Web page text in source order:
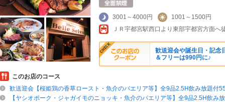
3001～4000円
1001～1500円
ＪＲ宇都宮駅西口より東部宇都宮方面
歓送迎会や誕生日・記
＆フリーは990円に♪
このお店のコース
歓送迎会【桜姫鶏の香草ロースト・魚介のパエリア等】全9品2.5H飲み放題付
【ヤシオポーク・ジャガイモのニョッキ・魚介のパエリア等】全9品2.5H飲み